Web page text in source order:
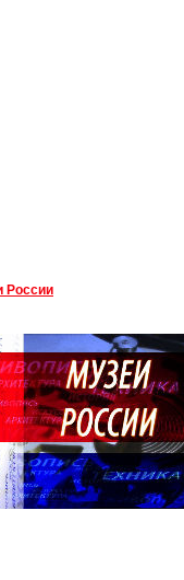
России